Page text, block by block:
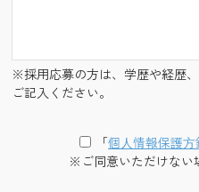
※採用応募の方は、学歴や経歴
ご記入ください。
「個⼈情報保護⽅
※ご同意いただけない